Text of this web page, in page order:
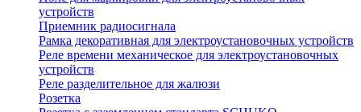
устройств
Приемник радиосигнала
Рамка декоративная для электроустановочных устройств
Реле времени механическое для электроустановочных
устройств
Реле разделительное для жалюзи
Розетка